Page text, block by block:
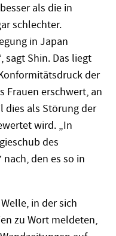
als die in
schlechter.
in Japan
sagt Shin. Das liegt
der
Frauen erschwert, an
dies als Störung der
wird. „In
des
den es so in
in der sich
zu Wort meldeten,